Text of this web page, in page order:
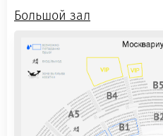
Большой зал